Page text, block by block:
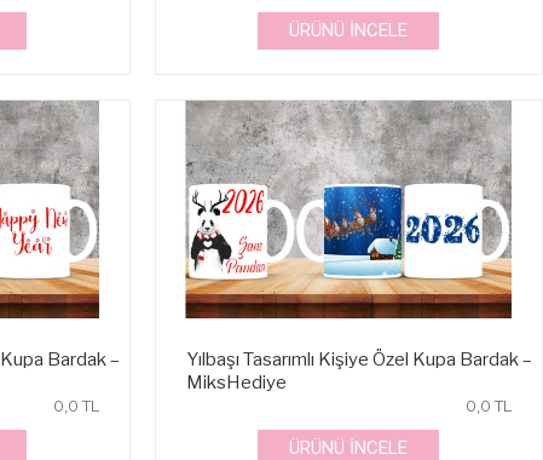
ÜRÜNÜ İNCELE
Kupa Bardak –
0,0 TL
Yılbaşı Tasarımlı Kişiye Özel Kupa Bardak –
MiksHediye
0,0 TL
ÜRÜNÜ İNCELE